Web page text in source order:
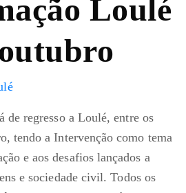
Loulé
de regresso a Loulé, entre os
tendo a Intervenção como tema
e aos desafios lançados a
e sociedade civil. Todos os